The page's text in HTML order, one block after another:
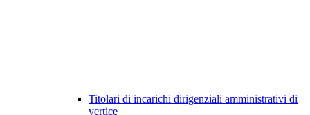
Titolari di incarichi dirigenziali amministrativi di
vertice